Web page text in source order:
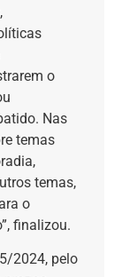
o
Nas
temas
temas,
o
finalizou.
2024, pelo